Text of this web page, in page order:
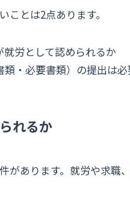
ことは2点あります。
労として認められるか
類・必要書類）の提出は
れるか
があります。就労や求職